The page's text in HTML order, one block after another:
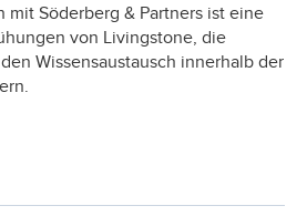
mit Söderberg & Partners ist eine
von Livingstone, die
Wissensaustausch innerhalb der